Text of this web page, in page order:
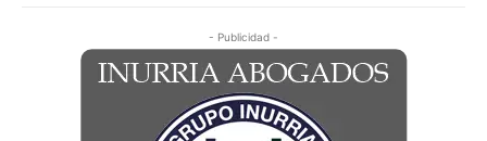
- Publicidad -